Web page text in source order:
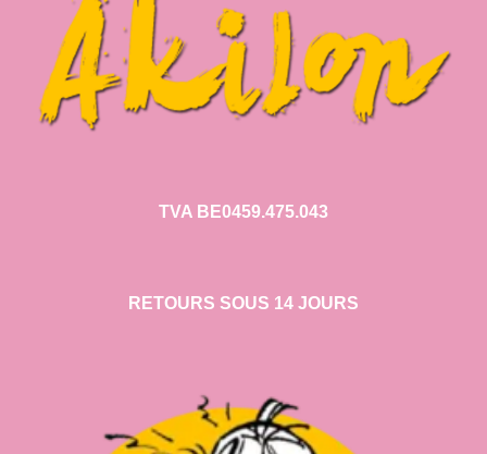
TVA BE0459.475.043
RETOURS SOUS 14 JOURS